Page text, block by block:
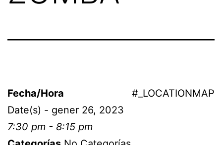
#_LOCATIONMAP
Fecha/Hora
Date(s) - gener 26, 2023
7:30 pm - 8:15 pm